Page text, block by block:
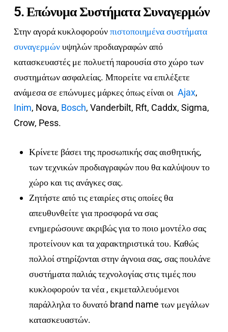
5. Επώνυμα Συστήματα Συναγερμών
Στην αγορά κυκλοφορούνπιστοποιημένα συστήματα
συναγερμώνυψηλών προδιαγραφών από
κατασκευαστές με πολυετή παρουσία στο χώρο των
συστημάτων ασφαλείας. Μπορείτε να επιλέξετε
ανάμεσα σε επώνυμες μάρκες όπως είναι οι Ajax,
Inim, Nova, Bosch, Vanderbilt, Rft, Caddx, Sigma,
Crow, Pess.
Κρίνετε βάσει της προσωπικής σας αισθητικής,
των τεχνικών προδιαγραφών που θα καλύψουν το
χώρο και τις ανάγκες σας.
Ζητήστε από τις εταιρίες στις οποίες θα
απευθυνθείτε για προσφορά να σας
ενημερώσουνε ακριβώς για το ποιο μοντέλο σας
προτείνουν και τα χαρακτηριστικά του. Καθώς
πολλοί στηρίζονται στην άγνοια σας, σας πουλάνε
συστήματα παλιάς τεχνολογίας στις τιμές που
κυκλοφορούν τα νέα , εκμεταλλευόμενοι
παράλληλα το δυνατό brand name των μεγάλων
κατασκευαστών.